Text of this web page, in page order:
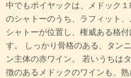
中でもポイヤックは、メドック
のシャトーのうち、ラフィット
シャトーが位置し、権威ある格
す。 しっかり骨格のある、タン
ン主体の赤ワイン。 若いうちは
徴のあるメドックのワインも、